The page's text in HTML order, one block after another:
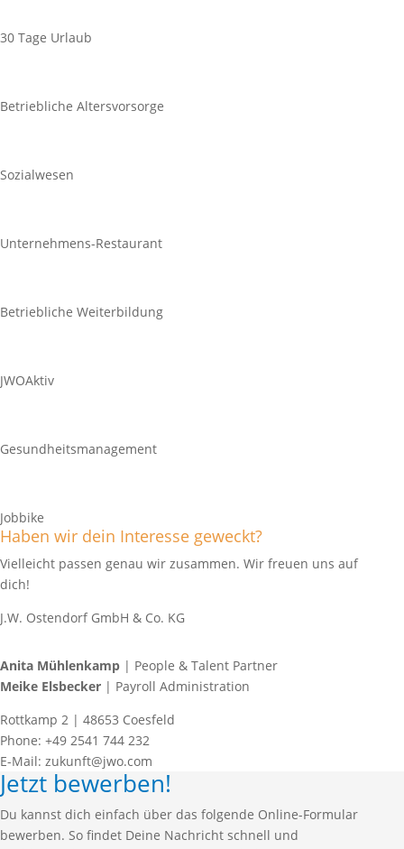
30 Tage Urlaub
Betriebliche Altersvorsorge
Sozialwesen
Unternehmens-Restaurant
Betriebliche Weiterbildung
JWOAktiv
Gesundheitsmanagement
Jobbike
Haben wir dein Interesse geweckt?
Vielleicht passen genau wir zusammen. Wir freuen uns auf
dich!
J.W. Ostendorf GmbH & Co. KG
Anita Mühlenkamp | People & Talent Partner
Meike Elsbecker | Payroll Administration
Rottkamp 2 | 48653 Coesfeld
Phone: +49 2541 744 232
E-Mail: zukunft@jwo.com
Jetzt bewerben!
Du kannst dich einfach über das folgende Online-Formular
bewerben. So findet Deine Nachricht schnell und